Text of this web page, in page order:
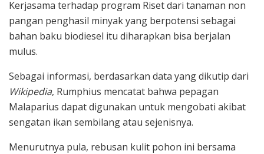
Kerjasama terhadap program Riset dari tanaman non
pangan penghasil minyak yang berpotensi sebagai
bahan baku biodiesel itu diharapkan bisa berjalan
mulus.
Sebagai informasi, berdasarkan data yang dikutip dari
Wikipedia, Rumphius mencatat bahwa pepagan
Malaparius dapat digunakan untuk mengobati akibat
sengatan ikan sembilang atau sejenisnya.
Menurutnya pula, rebusan kulit pohon ini bersama